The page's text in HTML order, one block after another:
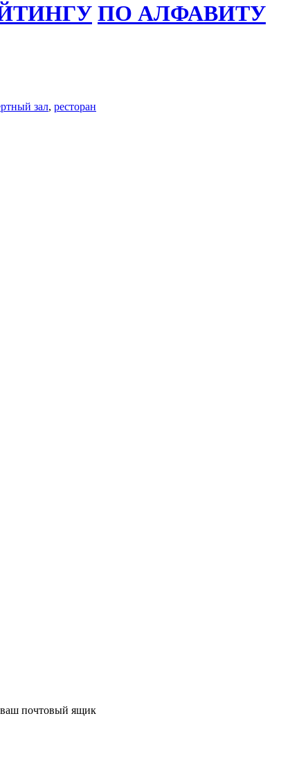
ПО АЛФАВИТУ
зал, ресторан
почтовый ящик